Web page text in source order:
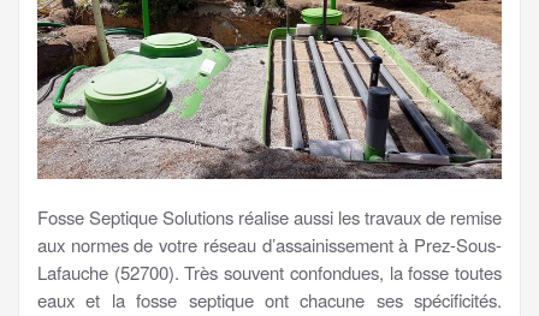
Fosse Septique Solutions réalise aussi les travaux de remise
aux normes de votre réseau d’assainissement à Prez-Sous-
Lafauche (52700). Très souvent confondues, la fosse toutes
eaux et la fosse septique ont chacune ses spécificités.